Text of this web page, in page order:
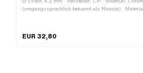
(umgangssprachlich bekannt als Nirosta) ·
EUR 32,80